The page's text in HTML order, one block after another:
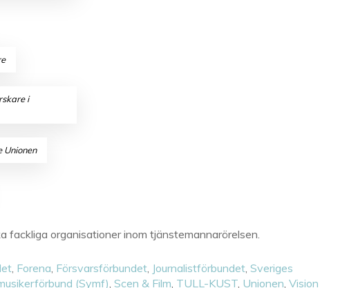
i
Unionen
fackliga organisationer inom tjänstemannarörelsen.
, Forena, Försvarsförbundet, Journalistförbundet, Sveriges
(Symf), Scen & Film, TULL-KUST, Unionen, Vision